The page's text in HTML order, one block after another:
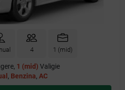
4 1 (mid)
1 (mid) Valigie
, Benzina, AC